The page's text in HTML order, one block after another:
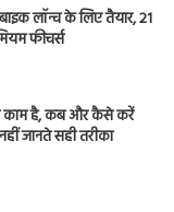
लॉन्च के लिए तैयार, 21
फीचर्स
काम है, कब और कैसे करें
जानते सही तरीका